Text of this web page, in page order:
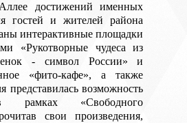
достижений именных
гостей и жителей района
интерактивные площадки
«Рукотворные чудеса из
- символ России» и
«фито-кафе», а также
представилась возможность
рамках «Свободного
свои произведения,